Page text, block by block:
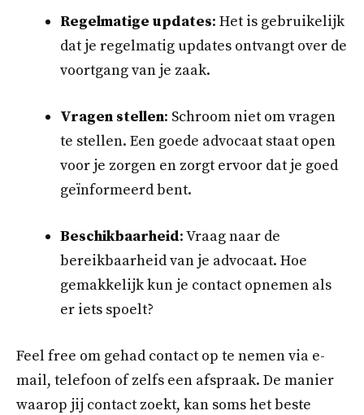
Regelmatige updates: Het is gebruikelijk
dat je regelmatig updates ontvangt over de
voortgang van je zaak.
Vragen stellen: Schroom niet om vragen
te stellen. Een goede advocaat staat open
voor je zorgen en zorgt ervoor dat je goed
geïnformeerd bent.
Beschikbaarheid: Vraag naar de
bereikbaarheid van je advocaat. Hoe
gemakkelijk kun je contact opnemen als
er iets spoelt?
Feel free om gehad contact op te nemen via e-
mail, telefoon of zelfs een afspraak. De manier
waarop jij contact zoekt, kan soms het beste